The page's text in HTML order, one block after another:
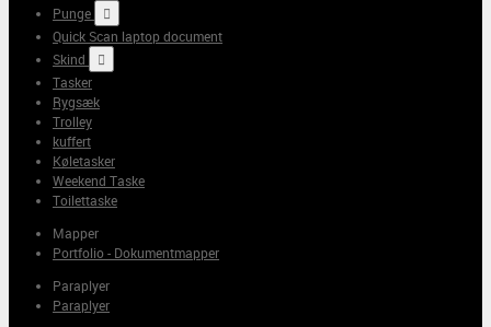
Punge

Quick Scan laptop document
Skind

Tasker
Rygsæk
Trolley
kuffert
Køletasker
Weekend Taske
Toilettaske
Mapper
Portfolio - Dokumentmapper
Paraplyer
Paraplyer